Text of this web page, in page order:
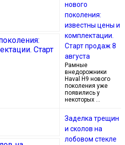
нового
поколения:
известны цены и
комплектации.
Старт продаж 8
августа
Рамные
внедорожники
Haval H9 нового
поколения уже
появились у
некоторых …
Заделка трещин
и сколов на
лобовом стекле